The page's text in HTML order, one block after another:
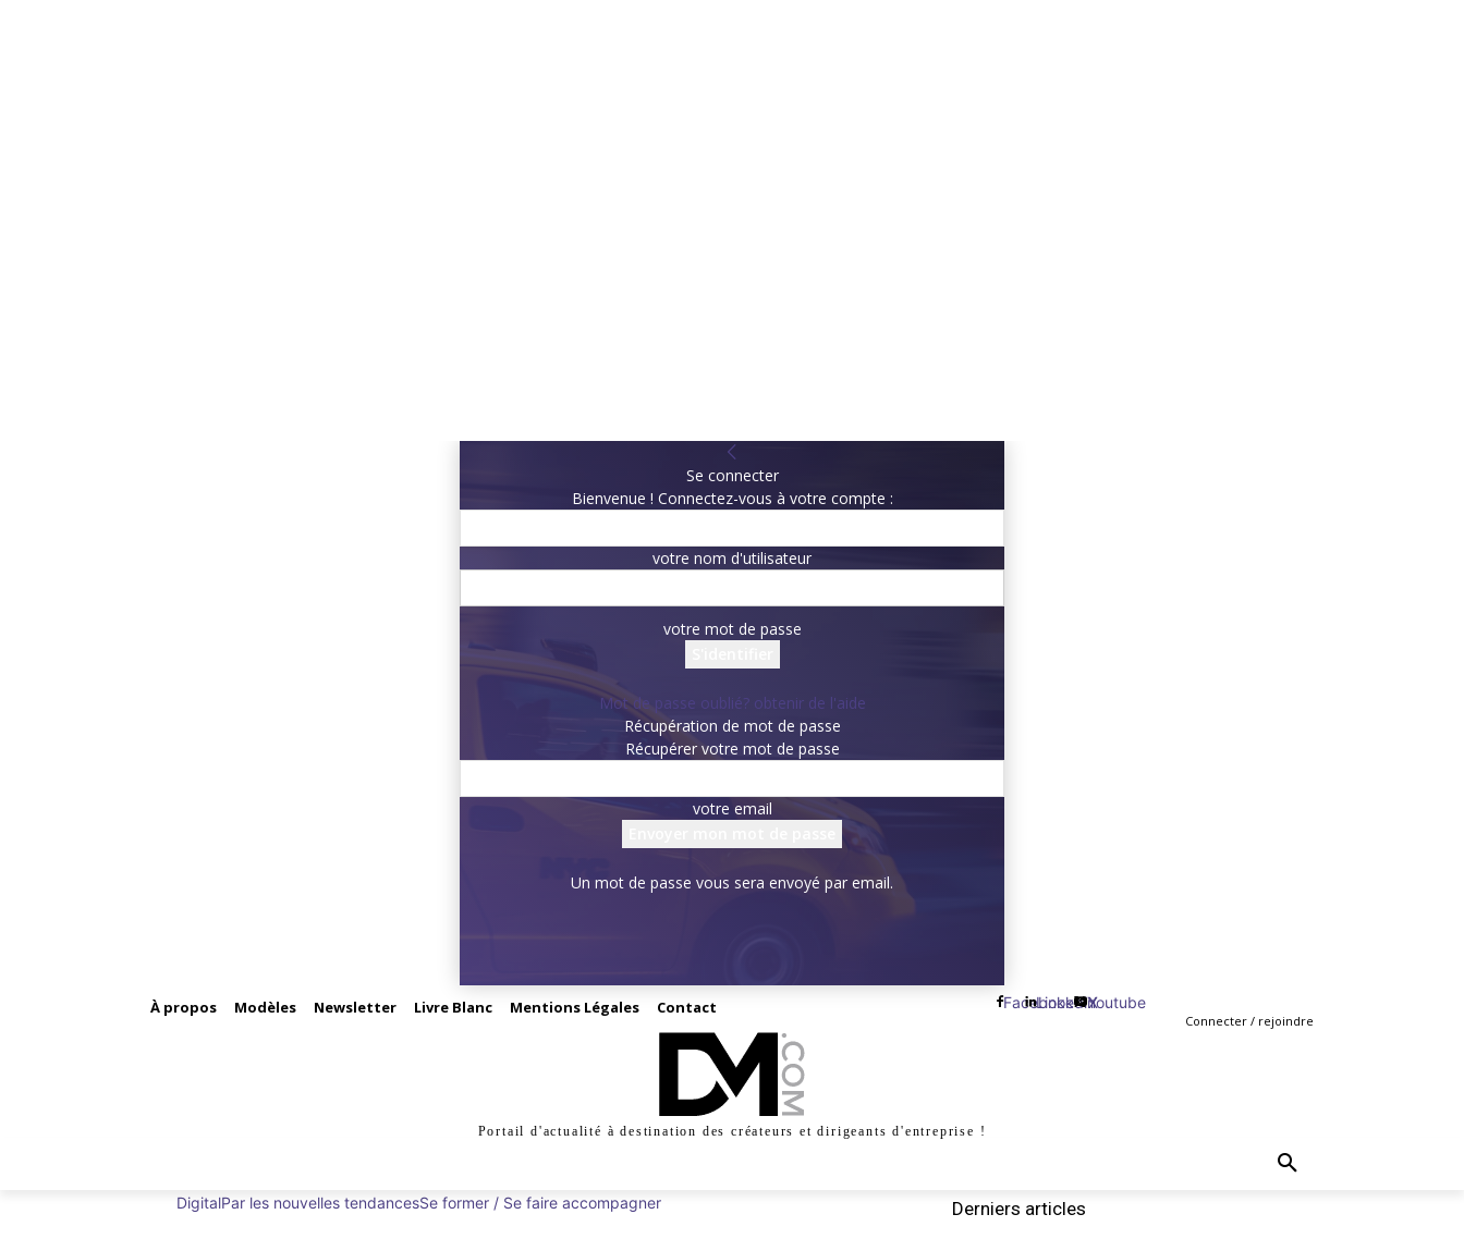
Se connecter
Bienvenue ! Connectez-vous à votre compte :
votre nom d'utilisateur
votre mot de passe
Mot de passe oublié? obtenir de l'aide
Récupération de mot de passe
Récupérer votre mot de passe
votre email
Un mot de passe vous sera envoyé par email.
À propos Modèles Newsletter Livre Blanc Mentions Légales Contact Facebook
Linkedin
X
Youtube
Connecter / rejoindre
Portail d'actualité à destination des créateurs et dirigeants d'entreprise !
DigitalPar les nouvelles tendancesSe former / Se faire accompagner Derniers articles